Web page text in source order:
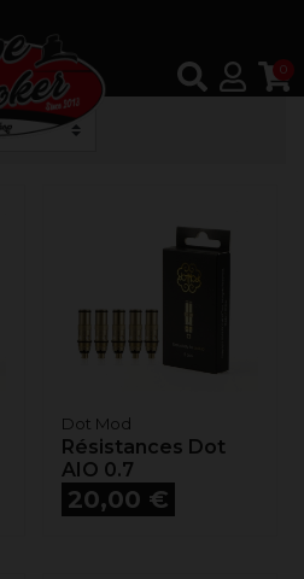
0
Dot Mod
Résistances Dot
AIO 0.7
Prix
20,00 €